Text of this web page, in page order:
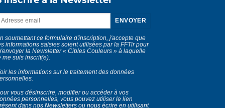
soumettant ce formulaire d'inscription, j'accepte que
informations saisies soient utilisées par la FFTir pour
la Newsletter « Cibles Couleurs » à laquelle
me suis inscrit(e).
les informations sur le traitement des données
vous désinscrire, modifier ou accéder à vos
personnelles, vous pouvez utiliser le lien
dans nos Newsletters ou nous écrire en utilisant